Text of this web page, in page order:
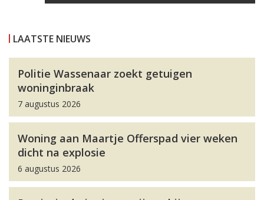
LAATSTE NIEUWS
Politie Wassenaar zoekt getuigen
woninginbraak
7 augustus 2026
Woning aan Maartje Offerspad vier weken
dicht na explosie
6 augustus 2026